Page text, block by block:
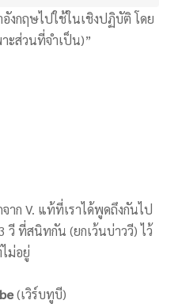
งกฤษไปใช้ในเชิงปฏิบัติ โดย
ะส่วนที่จำเป็น)”
ก V. แท้ที่เราได้พูดถึงกันไป
ที่สนิทกัน (ยกเว้นบ่าววี) ไว้
ม่อยู่
(เวิร์บทูบี)